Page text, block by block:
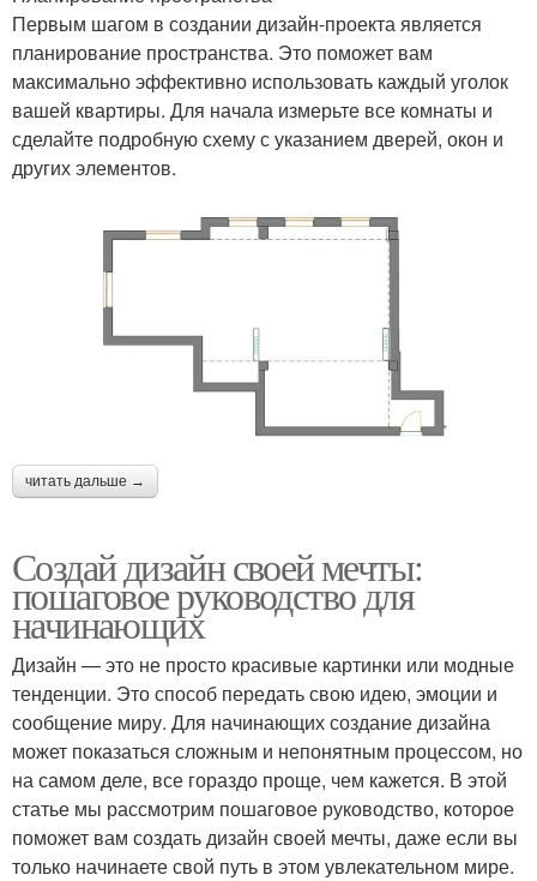
Первым шагом в создании дизайн-проекта является
планирование пространства. Это поможет вам
максимально эффективно использовать каждый уголок
вашей квартиры. Для начала измерьте все комнаты и
сделайте подробную схему с указанием дверей, окон и
других элементов.
читать дальше →
Создай дизайн своей мечты:
пошаговое руководство для
начинающих
Дизайн — это не просто красивые картинки или модные
тенденции. Это способ передать свою идею, эмоции и
сообщение миру. Для начинающих создание дизайна
может показаться сложным и непонятным процессом, но
на самом деле, все гораздо проще, чем кажется. В этой
статье мы рассмотрим пошаговое руководство, которое
поможет вам создать дизайн своей мечты, даже если вы
только начинаете свой путь в этом увлекательном мире.